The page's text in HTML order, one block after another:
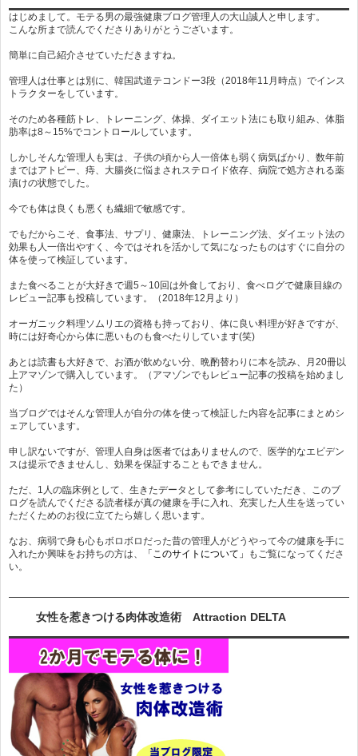
はじめまして。モテる男の最強健康ブログ管理人の大山誠人と申します。
こんな所まで読んでくださりありがとうございます。
簡単に自己紹介させていただきますね。
管理人は仕事とは別に、韓国武道テコンドー3段（2018年11月時点）でインス
トラクターをしています。
そのため各種筋トレ、トレーニング、体操、ダイエット法にも取り組み、体脂
肪率は8～15%でコントロールしています。
しかしそんな管理人も実は、子供の頃から人一倍体も弱く病気ばかり、数年前
まではアトピー、痔、大腸炎に悩まされステロイド依存、病院で処方される薬
漬けの状態でした。
今でも体は良くも悪くも繊細で敏感です。
でもだからこそ、食事法、サプリ、健康法、トレーニング法、ダイエット法の
効果も人一倍出やすく、今ではそれを活かして気になったものはすぐに自分の
体を使って検証しています。
また食べることが大好きで週5～10回は外食しており、食べログで健康目線の
レビュー記事も投稿しています。（2018年12月より）
オーガニック料理ソムリエの資格も持っており、体に良い料理が好きですが、
時には好奇心から体に悪いものも食べたりしています(笑)
あとは読書も大好きで、お酒が飲めない分、晩酌替わりに本を読み、月20冊以
上アマゾンで購入しています。（アマゾンでもレビュー記事の投稿を始めまし
た）
当ブログではそんな管理人が自分の体を使って検証した内容を記事にまとめシ
ェアしています。
申し訳ないですが、管理人自身は医者ではありませんので、医学的なエビデン
スは提示できませんし、効果を保証することもできません。
ただ、1人の臨床例として、生きたデータとして参考にしていただき、このブ
ログを読んでくださる読者様が真の健康を手に入れ、充実した人生を送ってい
ただくためのお役に立てたら嬉しく思います。
なお、病弱で身も心もボロボロだった昔の管理人がどうやって今の健康を手に
入れたか興味をお持ちの方は、
「このサイトについて」
もご覧になってくださ
い。
女性を惹きつける肉体改造術 Attraction DELTA